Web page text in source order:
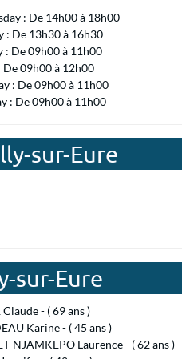
: De 14h00 à 18h00
: De 13h30 à 16h30
: De 09h00 à 11h00
De 09h00 à 12h00
: De 09h00 à 11h00
: De 09h00 à 11h00
sur-Eure
sur-Eure
Claude - ( 69 ans )
Karine - ( 45 ans )
NJAMKEPO Laurence - ( 62 ans )